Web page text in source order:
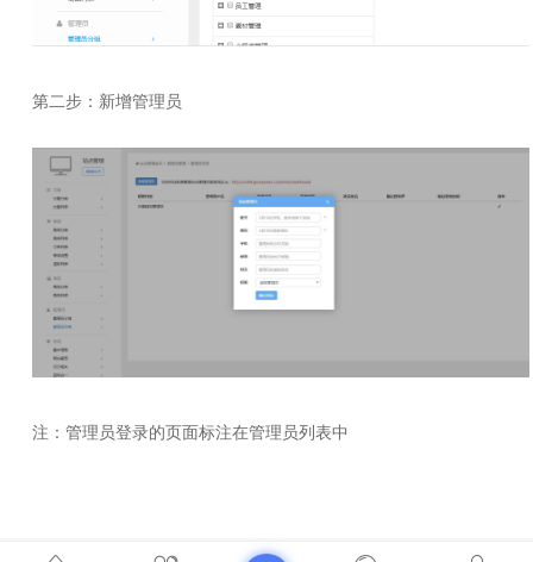
第二步：新增管理员
注：管理员登录的页面标注在管理员列表中